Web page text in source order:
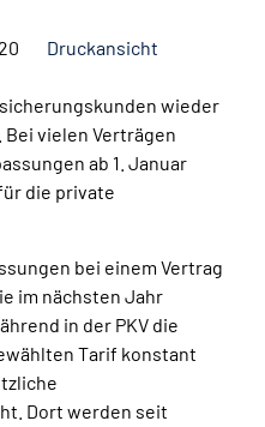
Druckansicht
wieder
vielen Verträgen
ab 1. Januar
die private
bei einem Vertrag
im nächsten Jahr
in der PKV die
Tarif konstant
Dort werden seit